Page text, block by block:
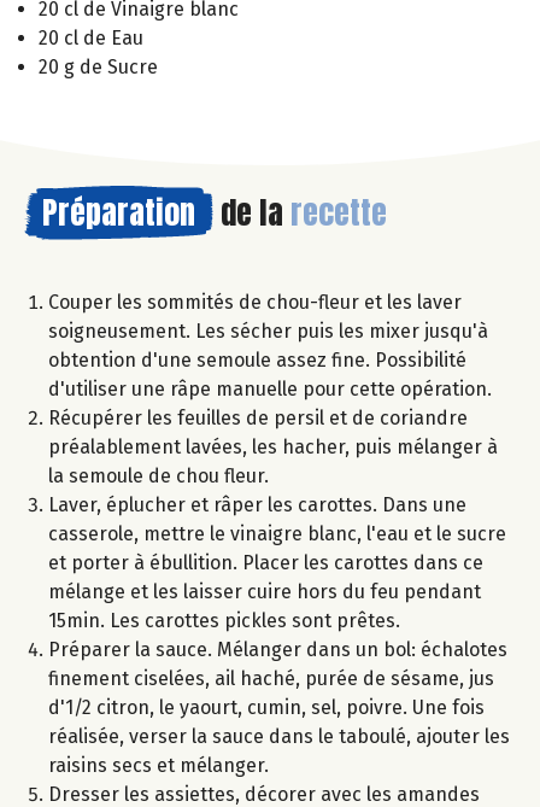
20 cl de Vinaigre blanc
20 cl de Eau
20 g de Sucre
Préparation de la recette
Couper les sommités de chou-fleur et les laver
soigneusement. Les sécher puis les mixer jusqu'à
obtention d'une semoule assez fine. Possibilité
d'utiliser une râpe manuelle pour cette opération.
Récupérer les feuilles de persil et de coriandre
préalablement lavées, les hacher, puis mélanger à
la semoule de chou fleur.
Laver, éplucher et râper les carottes. Dans une
casserole, mettre le vinaigre blanc, l'eau et le sucre
et porter à ébullition. Placer les carottes dans ce
mélange et les laisser cuire hors du feu pendant
15min. Les carottes pickles sont prêtes.
Préparer la sauce. Mélanger dans un bol: échalotes
finement ciselées, ail haché, purée de sésame, jus
d'1/2 citron, le yaourt, cumin, sel, poivre. Une fois
réalisée, verser la sauce dans le taboulé, ajouter les
raisins secs et mélanger.
Dresser les assiettes, décorer avec les amandes